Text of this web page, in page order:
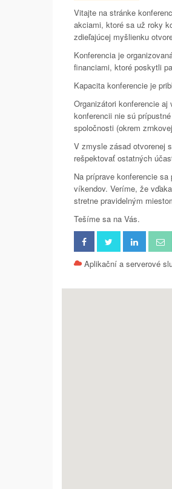
Vitajte na stránke
akciami, ktoré sa už roky
zdieľajúcej myšlienku
Konferencia je
financiami, ktoré poskytli
Kapacita konferencie je
Organizátori konferencie
konferencii nie sú
spoločnosti (okrem
V zmysle zásad otvorenej
rešpektovať ostatných
Na príprave konferencie
víkendov. Veríme, že
stretne pravidelným
Tešíme sa na Vás.
Aplikační a serverové